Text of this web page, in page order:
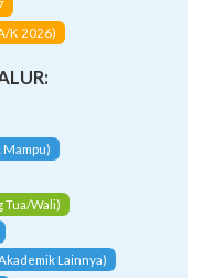
K 2026)
Mampu)
Tua/Wali)
Lainnya)